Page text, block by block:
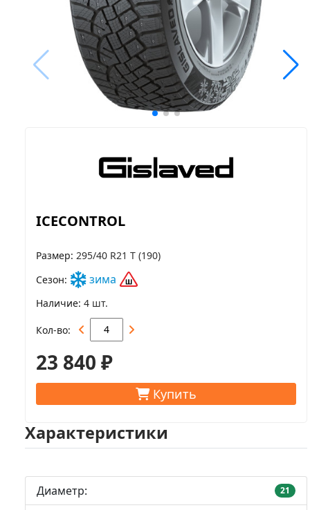
ICECONTROL
Размер 295/40 R21 T (190)
Сезон
зима
Наличие 4 шт.
Кол-во
23 840 ₽
Купить
Характеристики
Диаметр: 21